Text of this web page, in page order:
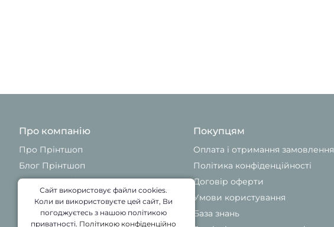
Про компанію
Про Прінтшоп
Блог Прінтшоп
Контакти Прінтшоп
Покупцям
Оплата і отримання замовлення
Політика конфіденційності
Договір оферти
Умови користування
База знань
Сайт використовує файли cookies.
Коли ви використовуєте цей сайт, Ви
погоджуєтесь з нашою політикою
приватності. Політикою конфіденційно